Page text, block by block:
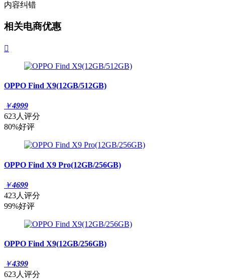
内容纠错
相关电商优惠

OPPO Find X9(12GB/512GB)
￥4999
623人评分
80%好评
OPPO Find X9 Pro(12GB/256GB)
￥4699
423人评分
99%好评
OPPO Find X9(12GB/256GB)
￥4399
623人评分